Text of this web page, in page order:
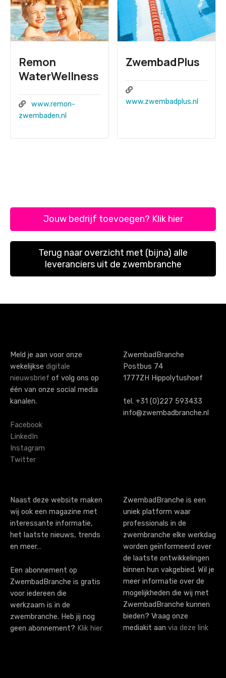
Remon
WaterWellness
www.remon-
zwembaden.nl
ZwembadPlus
www.zwembadplus.nl
o
t
n
g
a
t
i
o
n
Jouw bedrijf toevoegen? Klik hier
Terug naar overzicht met (bijna) alle
leveranciers uit de zwembranche
Meld je aan voor onze
wekelijkse digitale
nieuwsbrief of volg ons op
één van onze social media
kanalen.
Facebook
LinkedIn
Instagram
Twitter
ZwembadBranche
Postbus 74
1777ZH Hippolytushoef
tel. +31 (0)227 593433
info@zwembadbranche.nl
Naast deze website maken
wij ook een magazine met
interessante informatie,
het laatste nieuws, trends
en meer…
Een abonnement op
ZwembadBranche is gratis
voor iedereen die
werkzaam is in de
zwembranche. Heb jij nog
geen abonnement? Klik hier
ZwembadBranche is een
uniek platform waar
professionals in de
zwembranche elke werkdag
worden geïnformeerd over
de laatste ontwikkelingen
binnen hun vakgebied. Wil je
meer informatie over de
mogelijkheden die wij met
ZwembadBranche kunnen
bieden? Vraag onze
mediakit aan via deze link